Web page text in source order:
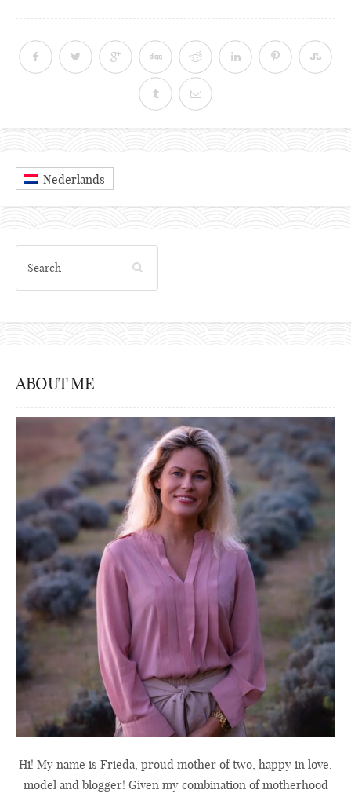
Nederlands
ABOUT ME
Hi! My name is Frieda, proud mother of two, happy in love,
model and blogger! Given my combination of motherhood